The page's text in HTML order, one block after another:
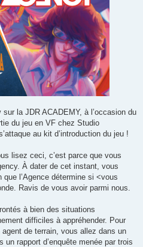
la JDR ACADEMY, à l’occasion du
du jeu en VF chez Studio
au kit d’introduction du jeu !
lisez ceci, c’est parce que vous
À dater de cet instant, vous
l’Agence détermine si <vous
Ravis de vous avoir parmi nous.
à bien des situations
difficiles à appréhender. Pour
agent de terrain, vous allez dans un
rapport d’enquête menée par trois